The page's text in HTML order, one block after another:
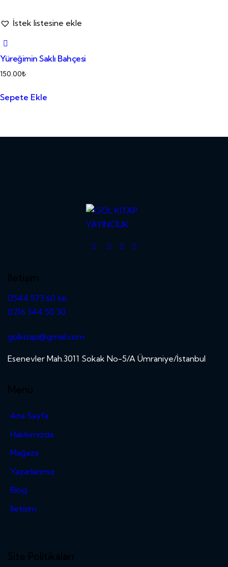
İstek listesine ekle
Yüreğimin Saklı Bahçesi
150.00₺
Sepete Ekle
İletişim
0544 573 60 66
0216 344 50 30
golkitap@gmail.com
Esenevler Mah.3011 Sokak No-5/A Ümraniye/İstanbul
Menü
Ana Sayfa
Hakkımızda
Mağaza
Yazarlarımız
Blog
İletişim
Site Politikaları